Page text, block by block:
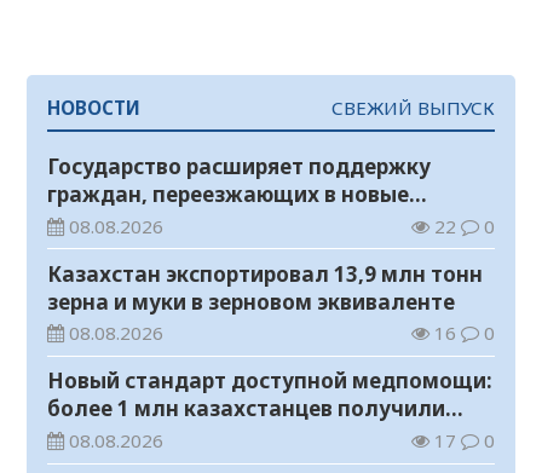
НОВОСТИ СВЕЖИЙ ВЫПУСК
Государство расширяет поддержку
граждан, переезжающих в новые
регионы для работы
08.08.2026 22 0
Казахстан экспортировал 13,9 млн тонн
зерна и муки в зерновом эквиваленте
08.08.2026 16 0
Новый стандарт доступной медпомощи:
более 1 млн казахстанцев получили
телемедицинские услуги
08.08.2026 17 0